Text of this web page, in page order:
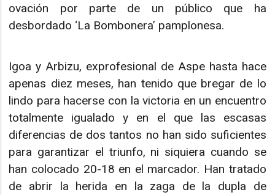
ovación por parte de un público que ha
desbordado ‘La Bombonera’ pamplonesa.
Igoa y Arbizu, exprofesional de Aspe hasta hace
apenas diez meses, han tenido que bregar de lo
lindo para hacerse con la victoria en un encuentro
totalmente igualado y en el que las escasas
diferencias de dos tantos no han sido suficientes
para garantizar el triunfo, ni siquiera cuando se
han colocado 20-18 en el marcador. Han tratado
de abrir la herida en la zaga de la dupla de